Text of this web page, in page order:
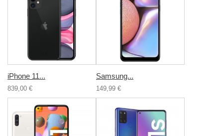
iPhone 11...
839,00 €
Samsung...
149,99 €